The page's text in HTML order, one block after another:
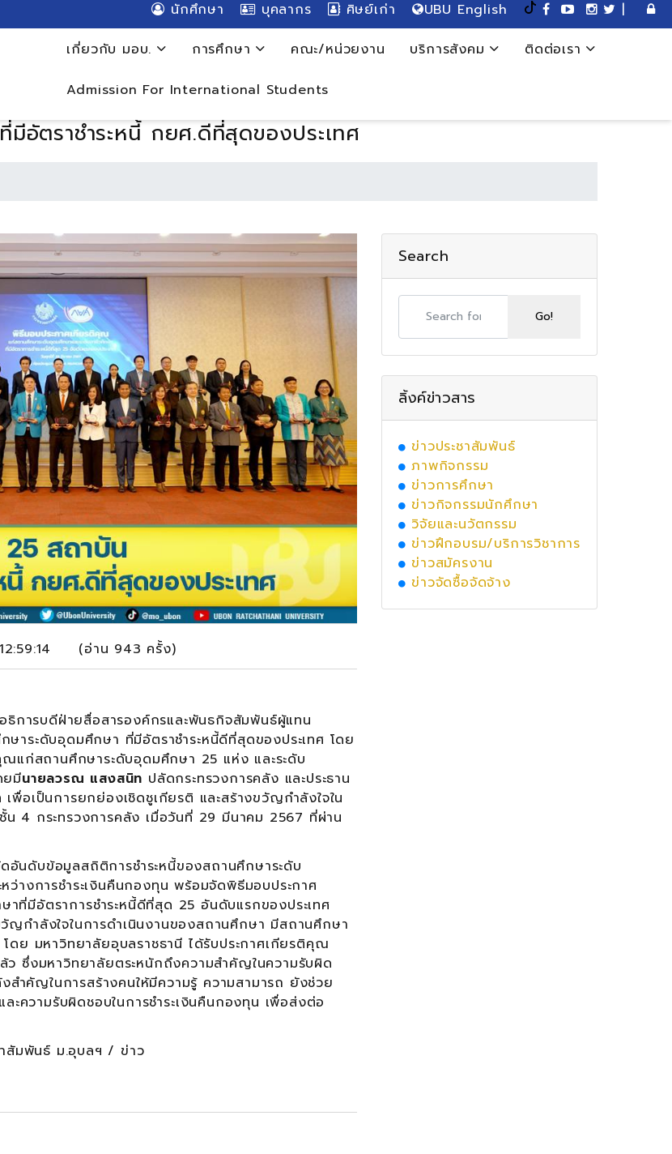
นักศึกษา บุคลากร ศิษย์เก่า UBU English |
เกี่ยวกับ มอบ. การศึกษา คณะ/หน่วยงาน บริการสังคม ติดต่อเรา
Admission For International Students
อัตราชำระหนี้ กยศ.ดีที่สุดของประเทศ
(อ่าน 943 ครั้ง)
ธิการบดีฝ่ายสื่อสารองค์กรและพันธกิจสัมพันธ์ผู้แทน
าระดับอุดมศึกษา ที่มีอัตราชำระหนี้ดีที่สุดของประเทศ โดย
แก่สถานศึกษาระดับอุดมศึกษา 25 แห่ง และระดับ
ยมีนายลวรณ แสงสนิท ปลัดกระทรวงการคลัง และประธาน
พื่อเป็นการยกย่องเชิดชูเกียรติ และสร้างขวัญกำลังใจใน
4 กระทรวงการคลัง เมื่อวันที่ 29 มีนาคม 2567 ที่ผ่าน
ข้อมูลสถิติการชำระหนี้ของสถานศึกษาระดับ
างการชำระเงินคืนกองทุน พร้อมจัดพิธีมอบประกาศ
ที่มีอัตราการชำระหนี้ดีที่สุด 25 อันดับแรกของประเทศ
ญกำลังใจในการดำเนินงานของสถานศึกษา มีสถานศึกษา
ดย มหาวิทยาลัยอุบลราชธานี ได้รับประกาศเกียรติคุณ
ว ซึ่งมหาวิทยาลัยตระหนักถึงความสำคัญในความรับผิด
ำคัญในการสร้างคนให้มีความรู้ ความสามารถ ยังช่วย
ความรับผิดชอบในการชำระเงินคืนกองทุน เพื่อส่งต่อ
สัมพันธ์ ม.อุบลฯ / ข่าว
Search
ลิ้งค์ข่าวสาร
ข่าวประชาสัมพันธ์
ภาพกิจกรรม
ข่าวการศึกษา
ข่าวกิจกรรมนักศึกษา
วิจัยและนวัตกรรม
ข่าวฝึกอบรม/บริการวิชาการ
ข่าวสมัครงาน
ข่าวจัดซื้อจัดจ้าง